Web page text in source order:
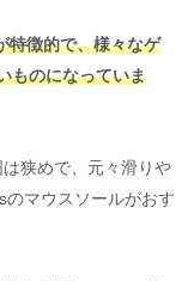
特徴的で、様々なゲ
ものになっていま
狭めで、元々滑りや
マウスソールがおす